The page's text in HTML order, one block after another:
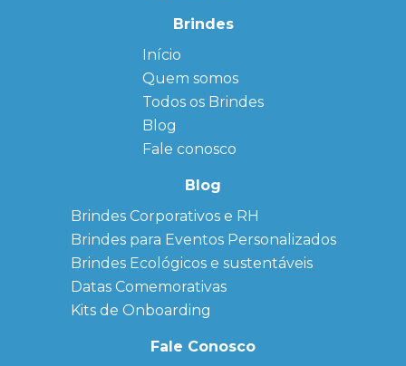
Brindes
Início
Quem somos
← Back
FAQ
Sitemap
Todos os Brindes
← Back
Agendas
Personalizadas
Personalizado
personalizados
Brindes
Corporativos
Copos Térmicos
Personalizados
Datas Especiais
Ecobag
Personalizada
Kits
Blog
Fale conosco
Blog
Brindes Corporativos e RH
Brindes para Eventos Personalizados
Brindes Ecológicos e sustentáveis
Datas Comemorativas
Kits de Onboarding
Fale Conosco